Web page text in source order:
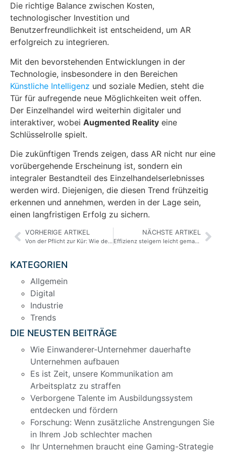
Die richtige Balance zwischen Kosten,
technologischer Investition und
Benutzerfreundlichkeit ist entscheidend, um AR
erfolgreich zu integrieren.
Mit den bevorstehenden Entwicklungen in der
Technologie, insbesondere in den Bereichen
Künstliche Intelligenz und soziale Medien, steht die
Tür für aufregende neue Möglichkeiten weit offen.
Der Einzelhandel wird weiterhin digitaler und
interaktiver, wobei Augmented Reality eine
Schlüsselrolle spielt.
Die zukünftigen Trends zeigen, dass AR nicht nur eine
vorübergehende Erscheinung ist, sondern ein
integraler Bestandteil des Einzelhandelserlebnisses
werden wird. Diejenigen, die diesen Trend frühzeitig
erkennen und annehmen, werden in der Lage sein,
einen langfristigen Erfolg zu sichern.
VORHERIGE ARTIKEL
Von der Pflicht zur Kür: Wie der Mittelstand Nachhaltigkeit authentisch kommuniziert
NÄCHSTE ARTIKEL
Effizienz steigern leicht gemacht: So sparen Selbstständige Zeit
KATEGORIEN
Allgemein
Digital
Industrie
Trends
DIE NEUSTEN BEITRÄGE
Wie Einwanderer-Unternehmer dauerhafte
Unternehmen aufbauen
Es ist Zeit, unsere Kommunikation am
Arbeitsplatz zu straffen
Verborgene Talente im Ausbildungssystem
entdecken und fördern
Forschung: Wenn zusätzliche Anstrengungen Sie
in Ihrem Job schlechter machen
Ihr Unternehmen braucht eine Gaming-Strategie